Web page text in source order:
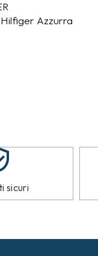
Azzurra
sicuri